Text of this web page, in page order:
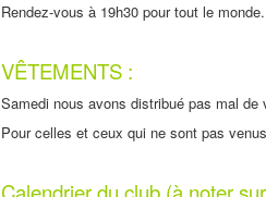
Rendez-vous à 19h30 pour tout le monde.
VÊTEMENTS :
Samedi nous avons distribué pas mal de
Pour celles et ceux qui ne sont pas